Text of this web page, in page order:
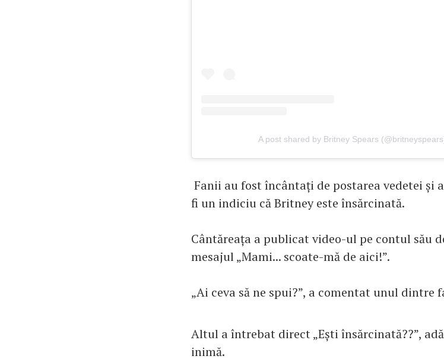
A post shared by Britney Spears
Fanii au fost încântați de postarea vedetei și
fi un indiciu că Britney este însărcinată.
Cântăreața a publicat video-ul pe contul său
mesajul „Mami... scoate-mă de aici!”.
„Ai ceva să ne spui?”, a comentat unul dintre
Altul a întrebat direct „Ești însărcinată??”,
inimă.